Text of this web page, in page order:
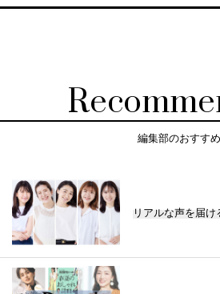
編集部のおすすめ
リアルな声を届